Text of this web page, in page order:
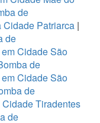
de
Patriarca|
de
Cidade São
de
Cidade São
de
Tiradentes
de